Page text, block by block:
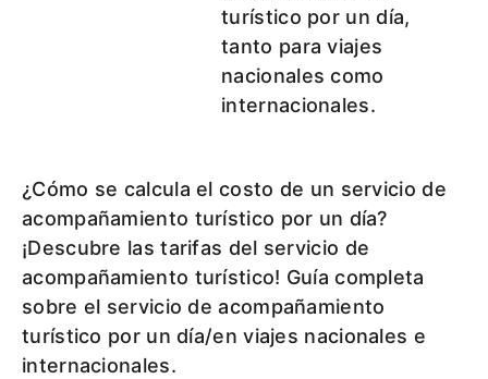
turístico por un día,
tanto para viajes
nacionales como
internacionales.
¿Cómo se calcula el costo de un servicio de
acompañamiento turístico por un día?
¡Descubre las tarifas del servicio de
acompañamiento turístico! Guía completa
sobre el servicio de acompañamiento
turístico por un día/en viajes nacionales e
internacionales.